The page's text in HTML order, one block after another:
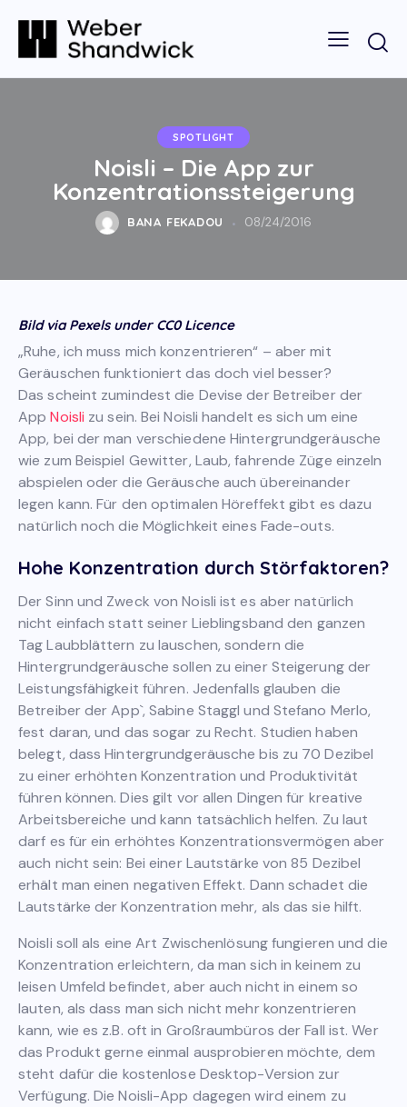
SPOTLIGHT
Noisli – Die App zur
Konzentrationssteigerung
BANA FEKADOU 08/24/2016
Bild via Pexels under CC0 Licence
„Ruhe, ich muss mich konzentrieren“ – aber mit
Geräuschen funktioniert das doch viel besser?
Das scheint zumindest die Devise der Betreiber der
AppNoisli zu sein. Bei Noisli handelt es sich um eine
App, bei der man verschiedene Hintergrundgeräusche
wie zum Beispiel Gewitter, Laub, fahrende Züge einzeln
abspielen oder die Geräusche auch übereinander
legen kann. Für den optimalen Höreffekt gibt es dazu
natürlich noch die Möglichkeit eines Fade-outs.
Hohe Konzentration durch Störfaktoren?
Der Sinn und Zweck von Noisli ist es aber natürlich
nicht einfach statt seiner Lieblingsband den ganzen
Tag Laubblättern zu lauschen, sondern die
Hintergrundgeräusche sollen zu einer Steigerung der
Leistungsfähigkeit führen. Jedenfalls glauben die
Betreiber der App`, Sabine Staggl und Stefano Merlo,
fest daran, und das sogar zu Recht. Studien haben
belegt, dass Hintergrundgeräusche bis zu 70 Dezibel
zu einer erhöhten Konzentration und Produktivität
führen können. Dies gilt vor allen Dingen für kreative
Arbeitsbereiche und kann tatsächlich helfen. Zu laut
darf es für ein erhöhtes Konzentrationsvermögen aber
auch nicht sein: Bei einer Lautstärke von 85 Dezibel
erhält man einen negativen Effekt. Dann schadet die
Lautstärke der Konzentration mehr, als das sie hilft.
Noisli soll als eine Art Zwischenlösung fungieren und die
Konzentration erleichtern, da man sich in keinem zu
leisen Umfeld befindet, aber auch nicht in einem so
lauten, als dass man sich nicht mehr konzentrieren
kann, wie es z.B. oft in Großraumbüros der Fall ist. Wer
das Produkt gerne einmal ausprobieren möchte, dem
steht dafür die kostenlose Desktop-Version zur
Verfügung. Die Noisli-App dagegen wird einem zu